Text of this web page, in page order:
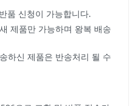
품 신청이 가능합니다.
제품만 가능하며 왕복 배송
하신 제품은 반송처리 될 수